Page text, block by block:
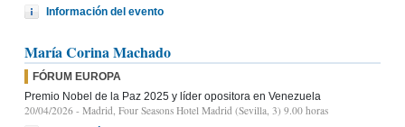
Información del evento
María Corina Machado
FÓRUM EUROPA
Premio Nobel de la Paz 2025 y líder opositora en Venezuela
20/04/2026 - Madrid, Four Seasons Hotel Madrid (Sevilla, 3) 9.00 horas